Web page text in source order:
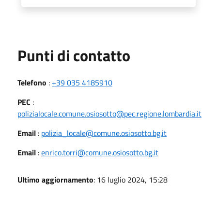
Punti di contatto
Telefono : +39 035 4185910
PEC :
polizialocale.comune.osiosotto@pec.regione.lombardia.it
Email : polizia_locale@comune.osiosotto.bg.it
Email :enrico.torri@comune.osiosotto.bg.it
Ultimo aggiornamento: 16 luglio 2024, 15:28